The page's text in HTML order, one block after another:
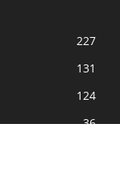
227
131
124
36